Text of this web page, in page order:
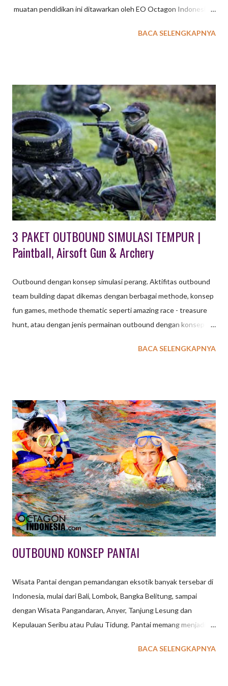
muatan pendidikan ini ditawarkan oleh EO Octagon Indonesia
Untuk kegiatan Family Gathering EXXO sudah sediakan
dengan disesuaikan karakteristik peserta dan usia. baca juga : 36
Tempat Wisata di Lembang TEMPAT WISATA OUTBOUND
UNTUK ANAK & FAMILY GATHERING DI BANDUNG Khusus
Wisata Outbound di Lembang Bandung ini , paket untuk usia
anak - anak tersedia Program Outbound Character Building
berupa aktifitas wisata edukasi untuk pelajar PAUD, TK maupun
SD dan SMP. Teriakan anak - anak terdengar sangat nyaring saat
pemandu dari EO Octagon Indonesia memberi instruksi ...
BACA SELENGKAPNYA
3 PAKET OUTBOUND SIMULASI TEMPUR |
Paintball, Airsoft Gun & Archery
Outbound dengan konsep simulasi perang. Aktifitas outbound
team building dapat dikemas dengan berbagai methode, konsep
fun games, methode thematic seperti amazing race - treasure
hunt, atau dengan jenis permainan outbound dengan konsep
cukup tinggi, EXXO INDONESIA menyediakan beberapa pilihan
atau kelompok pemain berusaha untuk mengalahkan pemain /
kelompok lain dengan cara memberi tanda cat di tubuh lawan.
Peluru cat yang digunakan harus terbuat dari bahan yang aman
dan tidak beracun, sedangkan senjata yang digunakan untuk
menembakkannya biasa disebut paintball marker atau paintball
gun. Peralatan lain yang harus ada ialah masker pelindung wajah.
Selain untuk permainan, teknologi Paintball juga digunakan
sebagai simulasi / latihan militer yang lebi...
BACA SELENGKAPNYA
OUTBOUND KONSEP PANTAI
Wisata Pantai dengan pemandangan eksotik banyak tersebar di
Indonesia, mulai dari Bali, Lombok, Bangka Belitung, sampai
dengan Wisata Pangandaran, Anyer, Tanjung Lesung dan
Kepulauan Seribu atau Pulau Tidung. Pantai memang menjadi
keindahan maupun kenyamanan. Tidak perlu games yang
BACA SELENGKAPNYA